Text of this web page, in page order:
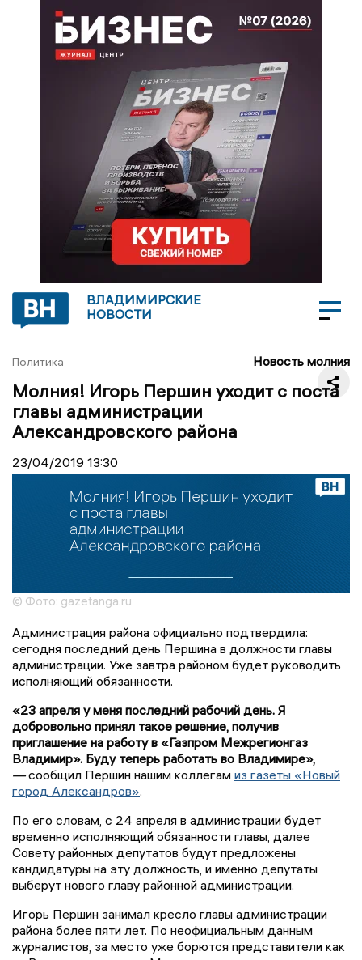
ВЛАДИМИРСКИЕ
НОВОСТИ
Политика Новость молния
Молния! Игорь Першин уходит с поста
главы администрации
Александровского района
23/04/2019 13:30
© Фото: gazetanga.ru
Администрация района официально подтвердила:
сегодня последний день Першина в должности главы
администрации. Уже завтра районом будет руководить
исполняющий обязанности.
«23 апреля у меня последний рабочий день. Я
добровольно принял такое решение, получив
приглашение на работу в «Газпром Межрегионгаз
Владимир». Буду теперь работать во Владимире»,
—сообщил Першин нашим коллегам из газеты «Новый
город Александров».
По его словам, с 24 апреля в администрации будет
временно исполняющий обязанности главы, далее
Совету районных депутатов будут предложены
кандидатуры на эту должность, и именно депутаты
выберут нового главу районной администрации.
Игорь Першин занимал кресло главы администрации
района более пяти лет. По неофициальным данным
журналистов, за место уже борются представители как